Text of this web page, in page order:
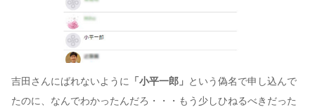
吉田さんにばれないように 「小平一郎」 という偽名で申し込んで
たのに、なんでわかったんだろ・・・もう少しひねるべきだった